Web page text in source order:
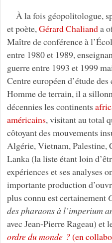
À la fois géopolitologue,
et poète, Gérard Chalianda
Maître de conférence à
entre 1980 et 1989,
guerre entre 1993 et 1999
Centre européen d’étude
Homme de terrain, il a
décennies les continents
américains, visitant au total
côtoyant des mouvements
Algérie, Vietnam,
Lanka (la liste étant loin
expériences et ses analyses
importante production
plus connu est certainement
des pharaons à l’imperium
avec Jean-Pierre Rageau) et
ordre du monde ?(en